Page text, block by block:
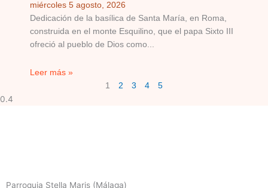
miércoles 5 agosto, 2026
Dedicación de la basílica de Santa María, en Roma,
construida en el monte Esquilino, que el papa Sixto III
ofreció al pueblo de Dios como
Leer más »
1 2 3 4 5
Parroquia Stella Maris (Málaga)